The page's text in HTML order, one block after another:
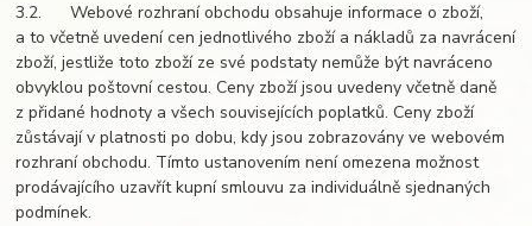
3.2. Webové rozhraní obchodu obsahuje informace o zboží,
a to včetně uvedení cen jednotlivého zboží a nákladů za navrácení
zboží, jestliže toto zboží ze své podstaty nemůže být navráceno
obvyklou poštovní cestou. Ceny zboží jsou uvedeny včetně daně
z přidané hodnoty a všech souvisejících poplatků. Ceny zboží
zůstávají v platnosti po dobu, kdy jsou zobrazovány ve webovém
rozhraní obchodu. Tímto ustanovením není omezena možnost
prodávajícího uzavřít kupní smlouvu za individuálně sjednaných
podmínek.